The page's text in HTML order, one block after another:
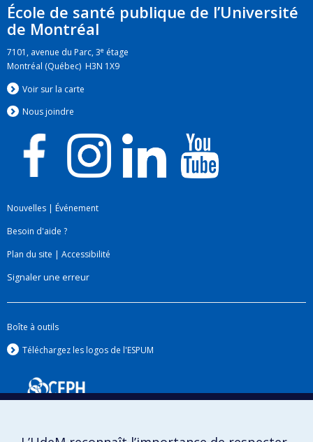
École de santé publique de l’Université
de Montréal
7101, avenue du Parc, 3e étage
Montréal (Québec) H3N 1X9
Voir sur la carte
Nous joindre
Nouvelles | Événement
Besoin d'aide ?
Plan du site | Accessibilité
Signaler une erreur
Boîte à outils
Téléchargez les logos de l'ESPUM